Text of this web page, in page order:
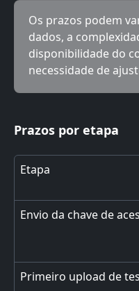
Os prazos podem
dados, a
disponibilidade do
necessidade de
Prazos por etapa
Etapa
Envio da chave de
Primeiro upload de